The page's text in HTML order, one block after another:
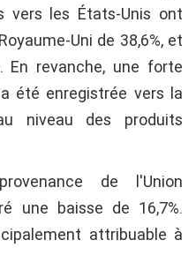
vers les États-Unis ont
Uni de 38,6%, et
En revanche, une forte
été enregistrée vers la
niveau des produits
de l'Union
une baisse de 16,7%.
attribuable à